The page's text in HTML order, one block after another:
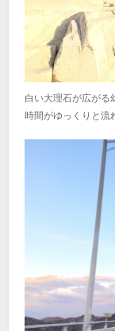
白い大理石が広がる
時間がゆっくりと流